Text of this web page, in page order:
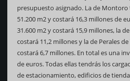
presupuesto asignado. La de
51.200 m2 y costará 16,3 millones de
31.600 m2 y costará 15,9 millones, la
costará 11,2 millones y la de Perales
costará 6,7 millones. En total es una
de euros. Todas ellas tendrás los
de estacionamiento, edificios de